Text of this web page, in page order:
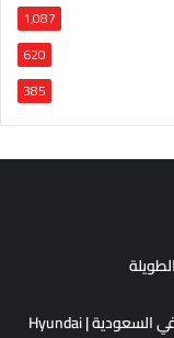
1٬087
620
385
مواصفات وأسعار هيونداي جراند كريتا 2023 في السعودية | Hyundai